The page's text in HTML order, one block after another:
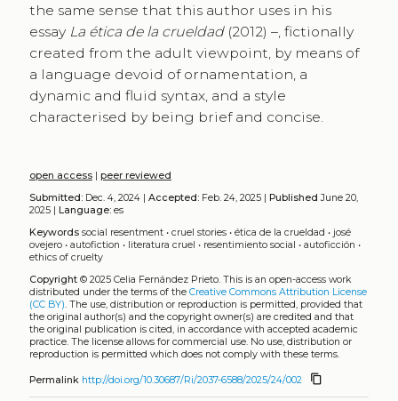
the same sense that this author uses in his
essay La ética de la crueldad(2012) –, fictionally
created from the adult viewpoint, by means of
a language devoid of ornamentation, a
dynamic and fluid syntax, and a style
characterised by being brief and concise.
open access| peer reviewed
Submitted:Dec. 4, 2024 | Accepted:Feb. 24, 2025 | Published June 20,
2025 | Language:es
Keywords social resentment• cruel stories• ética de la crueldad • josé
ovejero• autofiction • literatura cruel • resentimiento social • autoficción •
ethics of cruelty
Copyright© 2025 Celia Fernández Prieto. This is an open-access work
distributed under the terms of the Creative Commons Attribution License
(CC BY) . The use, distribution or reproduction is permitted, provided that
the original author(s) and the copyright owner(s) are credited and that
the original publication is cited, in accordance with accepted academic
practice. The license allows for commercial use. No use, distribution or
reproduction is permitted which does not comply with these terms.
Permalink http://doi.org/10.30687/Ri/2037-6588/2025/24/002 content_copy